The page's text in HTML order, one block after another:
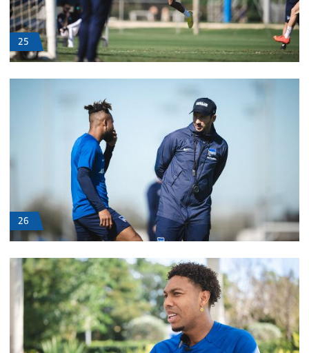
25
26